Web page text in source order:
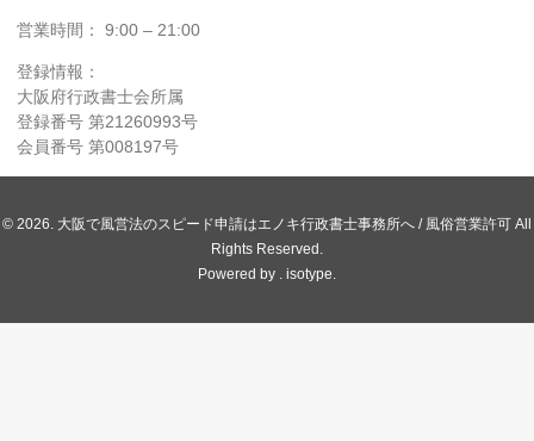
営業時間： 9:00 – 21:00
登録情報：
大阪府行政書士会所属
登録番号 第21260993号
会員番号 第008197号
© 2026. 大阪で風営法のスピード申請はエノキ行政書士事務所へ / 風俗営業許可 All
Rights Reserved.
Powered by . isotype.